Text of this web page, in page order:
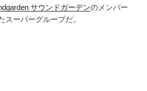
サウンドガーデンのメンバー
スーパーグループだ。